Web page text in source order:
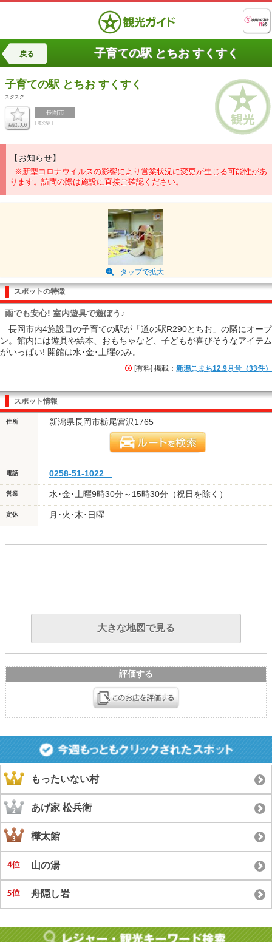
戻る 子育ての駅 とちお すくすく
子育ての駅 とちお すくすく
スクスク
長岡市
[ 道の駅 ]
【お知らせ】
※新型コロナウイルスの影響により営業状況に変更が生じる可能性があ
ります。訪問の際は施設に直接ご確認ください。
タップで拡大
スポットの特徴
雨でも安心! 室内遊具で遊ぼう♪
長岡市内4施設目の子育ての駅が「道の駅R290とちお」の隣にオープ
ン。館内には遊具や絵本、おもちゃなど、子どもが喜びそうなアイテム
がいっぱい! 開館は水･金･土曜のみ。
[有料] 掲載： 新潟こまち12.9月号（33件）
スポット情報
住所 新潟県長岡市栃尾宮沢1765
電話 0258-51-1022
営業 水･金･土曜9時30分～15時30分（祝日を除く）
定休 月･火･木･日曜
大きな地図で見る
評価する
もったいない村
あげ家 松兵衛
樺太館
山の湯
舟隠し岩